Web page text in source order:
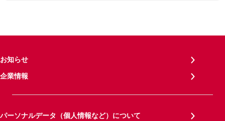
お知らせ
企業情報
パーソナルデータ（個人情報など）について